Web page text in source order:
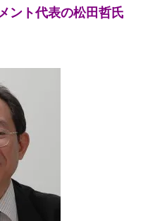
ント代表の松田哲氏